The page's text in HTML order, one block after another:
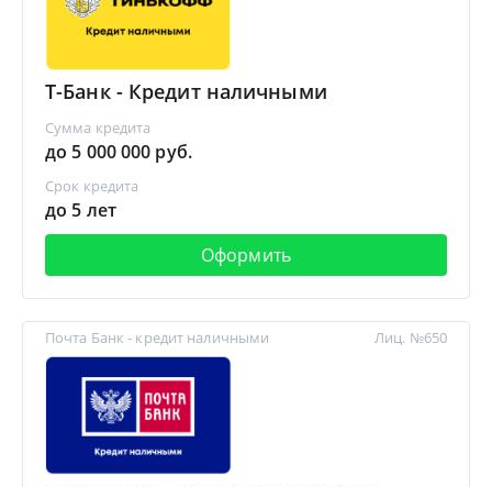
Т-Банк - Кредит наличными
Сумма кредита
до 5 000 000 руб.
Срок кредита
до 5 лет
Оформить
Почта Банк - кредит наличными Лиц. №650